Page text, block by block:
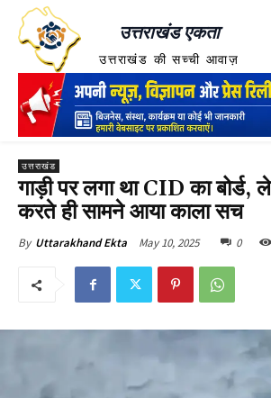
उत्तराखंड एकता
उत्तराखंड की सच्ची आवाज़
उत्तराखंड
गाड़ी पर लगा था CID का बोर्ड,
करते ही सामने आया काला सच
By Uttarakhand Ekta May 10, 2025 0